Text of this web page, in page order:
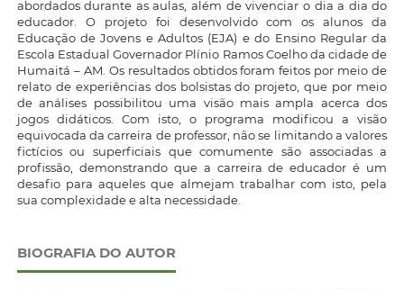
abordados durante as aulas, além de vivenciar o dia a dia do
educador. O projeto foi desenvolvido com os alunos da
Educação de Jovens e Adultos (EJA) e do Ensino Regular da
Escola Estadual Governador Plínio Ramos Coelho da cidade de
Humaitá – AM. Os resultados obtidos foram feitos por meio de
relato de experiências dos bolsistas do projeto, que por meio
de análises possibilitou uma visão mais ampla acerca dos
jogos didáticos. Com isto, o programa modificou a visão
equivocada da carreira de professor, não se limitando a valores
fictícios ou superficiais que comumente são associadas a
profissão, demonstrando que a carreira de educador é um
desafio para aqueles que almejam trabalhar com isto, pela
sua complexidade e alta necessidade.
BIOGRAFIA DO AUTOR